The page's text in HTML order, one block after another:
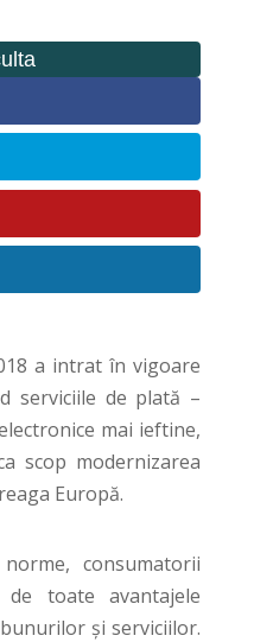
a intrat în vigoare
serviciile de plată –
mai ieftine,
scop modernizarea
Europă.
consumatorii
toate avantajele
și serviciilor.